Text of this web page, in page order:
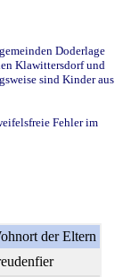
Doderlage
Klawittersdorf und
sind Kinder aus
Fehler im
der Eltern